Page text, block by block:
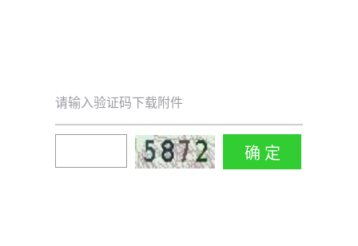
请输入验证码下载附件